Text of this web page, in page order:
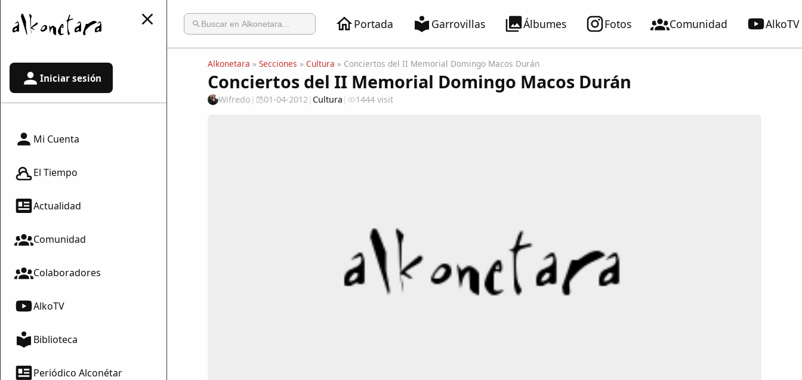
Portada Garrovillas Álbumes Fotos Comunidad AlkoTV
Iniciar sesión
Mi Cuenta
El Tiempo
Actualidad
Comunidad
Colaboradores
AlkoTV
Biblioteca
Periódico Alconétar
Alkonetara » Secciones » Cultura » Conciertos del II Memorial Domingo Macos Durán
Conciertos del II Memorial Domingo Macos Durán
Wifredo | 01-04-2012| Cultura | 1444 visit